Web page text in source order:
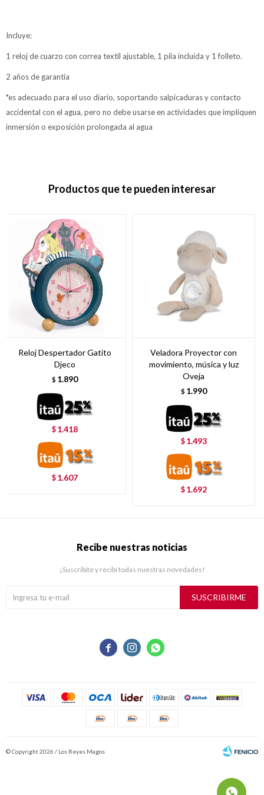
Incluye:
1 reloj de cuarzo con correa textil ajustable, 1 pila incluida y 1 folleto.
2 años de garantía
*es adecuado para el uso diario, soportando salpicaduras y contacto
accidental con el agua, pero no debe usarse en actividades que impliquen
inmersión o exposición prolongada al agua
Productos que te pueden interesar
Reloj Despertador Gatito
Djeco
$ 1.890
$ 1.418
$ 1.607
Veladora Proyector con
movimiento, música y luz
Oveja
$ 1.990
$ 1.493
$ 1.692
  
Recibe nuestras noticias
¡Suscribite y recibí todas nuestras novedades!
SUSCRIBIRME
© Copyright 2026 / Los Reyes Magos